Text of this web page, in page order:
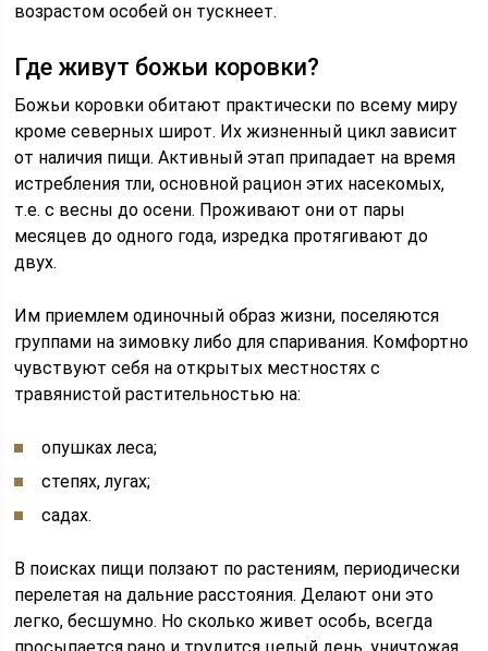
возрастом особей он тускнеет.
Где живут божьи коровки?
Божьи коровки обитают практически по всему миру
кроме северных широт. Их жизненный цикл зависит
от наличия пищи. Активный этап припадает на время
истребления тли, основной рацион этих насекомых,
т.е. с весны до осени. Проживают они от пары
месяцев до одного года, изредка протягивают до
двух.
Им приемлем одиночный образ жизни, поселяются
группами на зимовку либо для спаривания. Комфортно
чувствуют себя на открытых местностях с
травянистой растительностью на:
опушках леса;
степях, лугах;
садах.
В поисках пищи ползают по растениям, периодически
перелетая на дальние расстояния. Делают они это
легко, бесшумно. Но сколько живет особь, всегда